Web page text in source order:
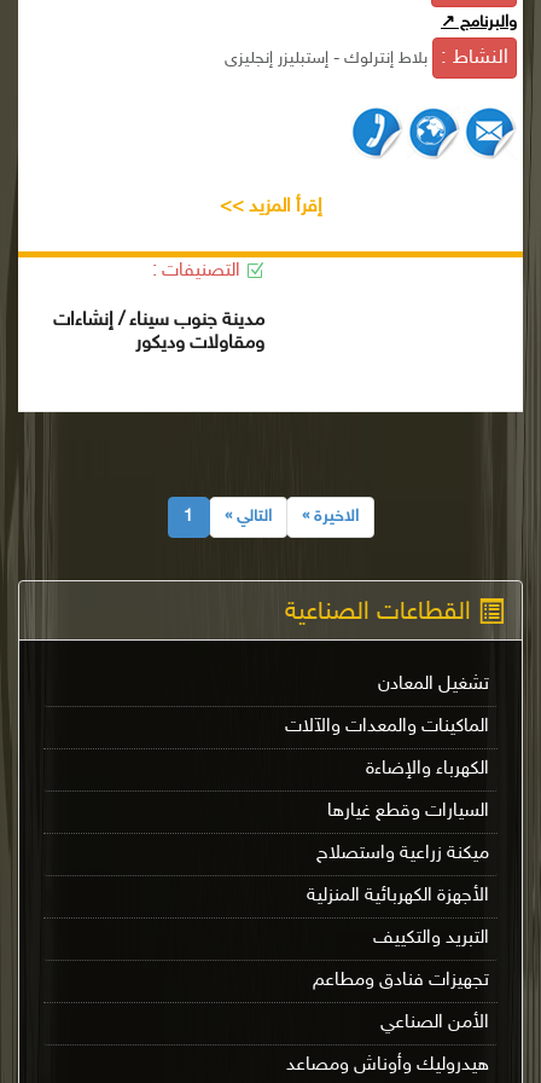
القطاعات الصناعية
تشغيل المعادن
الماكينات والمعدات والآلات
الكهرباء والإضاءة
السيارات وقطع غيارها
ميكنة زراعية واستصلاح
الأجهزة الكهربائية المنزلية
التبريد والتكييف
تجهيزات فنادق ومطاعم
الأمن الصناعي
هيدروليك وأوناش ومصاعد
والبرنامج ↗
النشاط : بلاط إنترلوك - إستبليزر إنجليزى
إقرأ المزيد >>
التصنيفات :
مدينة جنوب سيناء / إنشاءات
ومقاولات وديكور
1 التالي » الاخيرة »